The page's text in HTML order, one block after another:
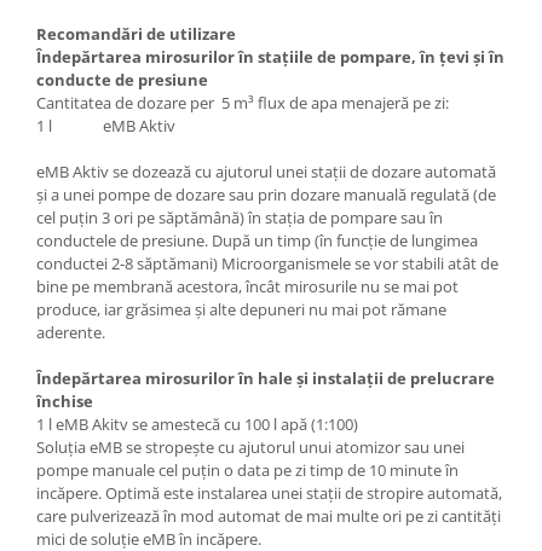
Recomandări de utilizare
Îndepărtarea mirosurilor în stațiile de pompare, în țevi și în
conducte de presiune
​Cantitatea de dozare per 5 m³ flux de apa menajeră pe zi:
1 l eMB Aktiv
eMB Aktiv se dozează cu ajutorul unei stații de dozare automată
și a unei pompe de dozare sau prin dozare manuală regulată (de
cel puțin 3 ori pe săptămână) în stația de pompare sau în
conductele de presiune. După un timp (în funcție de lungimea
conductei 2-8 săptămani) Microorganismele se vor stabili atât de
bine pe membrană acestora, încât mirosurile nu se mai pot
produce, iar grăsimea și alte depuneri nu mai pot rămane
aderente.
Îndepărtarea mirosurilor în hale și instalații de prelucrare
închise
​1 l eMB Akitv se amestecă cu 100 l apă (1:100)
Soluția eMB se stropește cu ajutorul unui atomizor sau unei
pompe manuale cel puțin o data pe zi timp de 10 minute în
incăpere. Optimă este instalarea unei stații de stropire automată,
care pulverizează în mod automat de mai multe ori pe zi cantități
mici de soluție eMB în incăpere.